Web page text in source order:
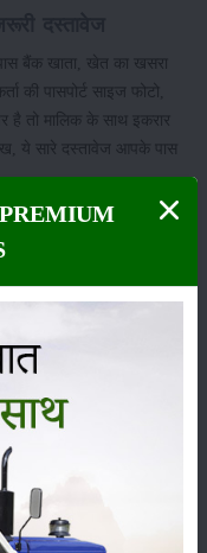
बैंक खाता, खेत का खसरा
की पासपोर्ट साइज फोटो,
है तो मालिक के साथ इकरार
ये सारे दस्तावेज आपके पास
पशुपालन